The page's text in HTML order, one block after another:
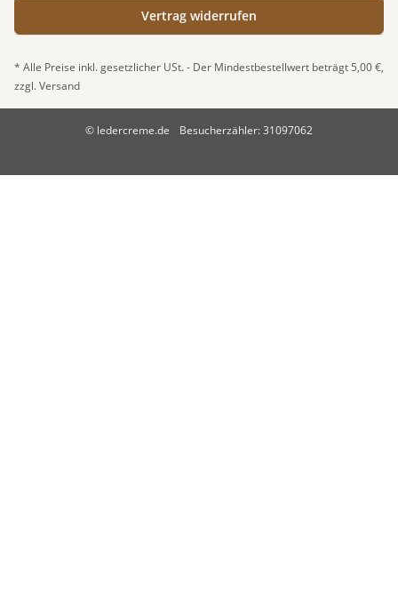
Vertrag widerrufen
* Alle Preise inkl. gesetzlicher USt. - Der Mindestbestellwert beträgt 5,00 €,
zzgl.Versand
© ledercreme.de Besucherzähler: 31097062